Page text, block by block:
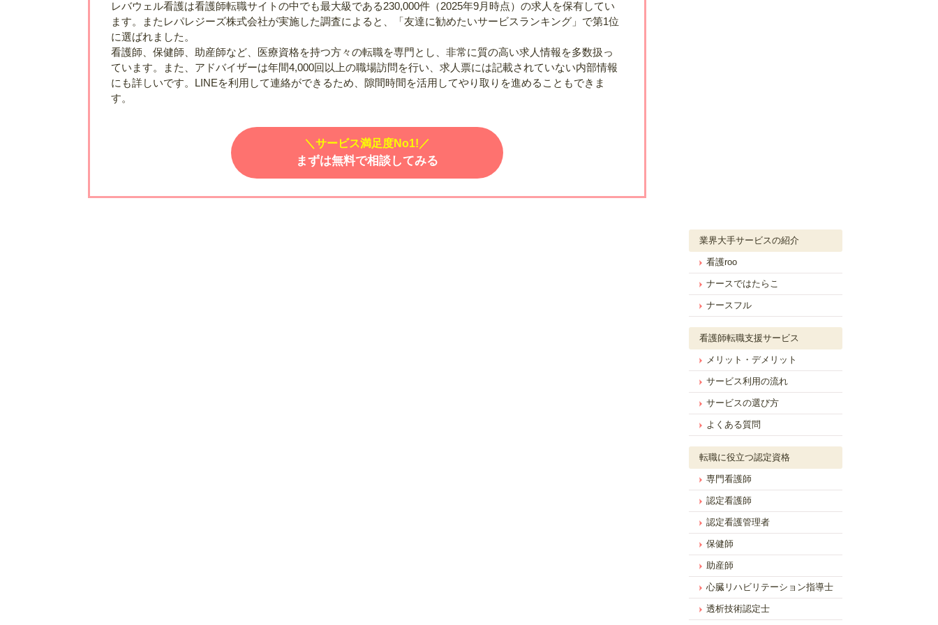
レバウェル看護は看護師転職サイトの中でも最大級である230,000件（2025年9月時点）の求人を保有してい
ます。またレパレジーズ株式会社が実施した調査によると、「友達に勧めたいサービスランキング」で第1位
に選ばれました。
看護師、保健師、助産師など、医療資格を持つ方々の転職を専門とし、非常に質の高い求人情報を多数扱っ
ています。また、アドバイザーは年間4,000回以上の職場訪問を行い、求人票には記載されていない内部情報
にも詳しいです。LINEを利用して連絡ができるため、隙間時間を活用してやり取りを進めることもできま
す。
＼サービス満足度No1!／
まずは無料で相談してみる
業界大手サービスの紹介
看護roo
ナースではたらこ
ナースフル
看護師転職支援サービス
メリット・デメリット
サービス利用の流れ
サービスの選び方
よくある質問
転職に役立つ認定資格
専門看護師
認定看護師
認定看護管理者
保健師
助産師
心臓リハビリテーション指導士
透析技術認定士